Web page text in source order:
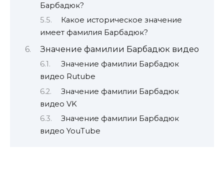
Барбадюк?
Какое историческое значение
имеет фамилия Барбадюк?
Значение фамилии Барбадюк видео
Значение фамилии Барбадюк
видео Rutube
Значение фамилии Барбадюк
видео VK
Значение фамилии Барбадюк
видео YouTube